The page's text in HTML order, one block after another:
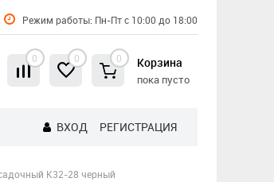
Режим работы: Пн-Пт с 10:00 до 18:00
0 0 0 Корзина
пока пусто
ВХОД РЕГИСТРАЦИЯ
K32-28 черный